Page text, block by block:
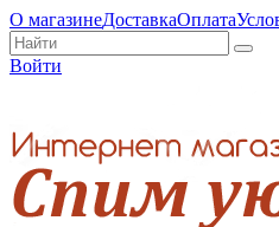
О магазинеДоставкаОплата
Войти